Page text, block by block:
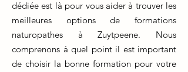
dédiée est là pour vous aider à trouver les
meilleures options de formations
naturopathes à Zuytpeene. Nous
comprenons à quel point il est important
de choisir la bonne formation pour votre